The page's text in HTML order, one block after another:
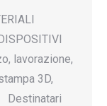
lavorazione,
3D,
Destinatari